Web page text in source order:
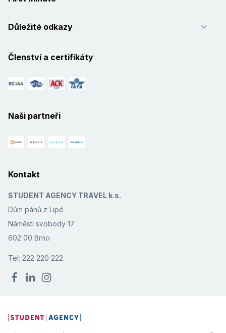
Důležité odkazy
Členství a certifikáty
Naši partneři
Kontakt
STUDENT AGENCY TRAVEL k.s.
Dům pánů z Lipé
Náměstí svobody 17
602 00 Brno
Tel: 222 220 222